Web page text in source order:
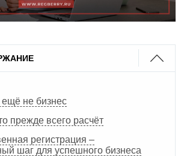
ещё не бизнес
прежде всего расчёт
регистрация –
шаг для успешного бизнеса